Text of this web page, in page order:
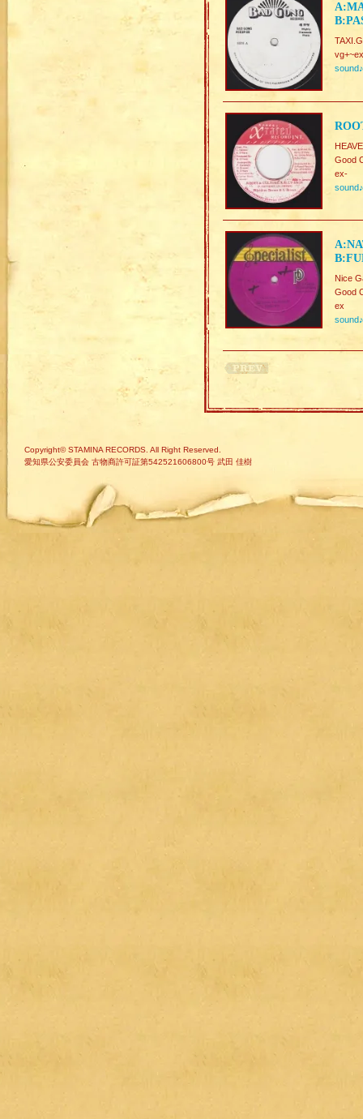
sound♪
Good
ex-
sound♪
Nice
Good
ex
sound♪
Copyright© STAMINA RECORDS. All Right Reserved.
愛知県公安委員会 古物商許可証第542521606800号 武田 佳樹